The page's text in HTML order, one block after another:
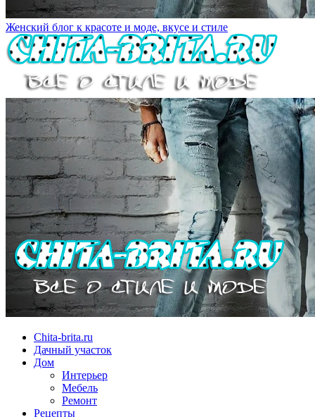
Женский блог к красоте и моде, вкусе и стиле
Chita-brita.ru
Дачный участок
Дом
Интерьер
Мебель
Ремонт
Рецепты